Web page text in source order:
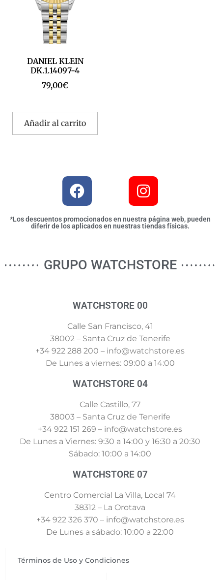
DANIEL KLEIN
DK.1.14097-4
79,00€
Añadir al carrito
*Los descuentos promocionados en nuestra página web, pueden
diferir de los aplicados en nuestras tiendas físicas.
GRUPO WATCHSTORE
WATCHSTORE 00
Calle San Francisco, 41
38002 – Santa Cruz de Tenerife
+34 922 288 200 – info@watchstore.es
De Lunes a viernes: 09:00 a 14:00
WATCHSTORE 04
Calle Castillo, 77
38003 – Santa Cruz de Tenerife
+34 922 151 269 – info@watchstore.es
De Lunes a Viernes: 9:30 a 14:00 y 16:30 a 20:30
Sábado: 10:00 a 14:00
WATCHSTORE 07
Centro Comercial La Villa, Local 74
38312 – La Orotava
+34 922 326 370 – info@watchstore.es
De Lunes a sábado: 10:00 a 22:00
Términos de Uso y Condiciones